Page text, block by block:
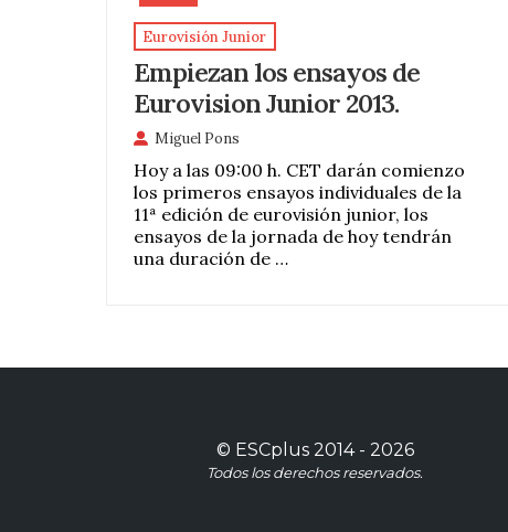
Eurovisión Junior
Empiezan los ensayos de
Eurovision Junior 2013.
Miguel Pons
Hoy a las 09:00 h. CET darán comienzo
los primeros ensayos individuales de la
11ª edición de eurovisión junior, los
ensayos de la jornada de hoy tendrán
una duración de …
© ESCplus2014 - 2026
Todos los derechos reservados.